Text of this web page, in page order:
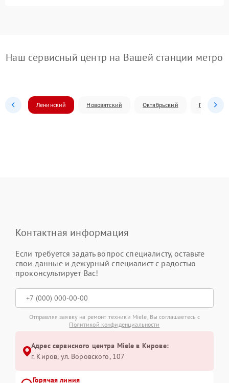
Наш сервисный центр на Вашей станции метро
Ленинский Нововятский Октябрьский
Контактная информация
Если требуется задать вопрос специалисту, оставьте
свои данные и дежурный специалист с радостью
проконсультирует Вас!
Отправляя заявку на ремонт техники Miele, Вы соглашаетесь с
Политикой конфиденциальности
Адрес сервисного центра Miele в Кирове:
г. Киров, ул. Воровского, 107
Горячая линия